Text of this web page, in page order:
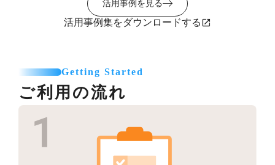
活用事例を見る
活用事例集をダウンロードする
Getting Started
ご利用の流れ